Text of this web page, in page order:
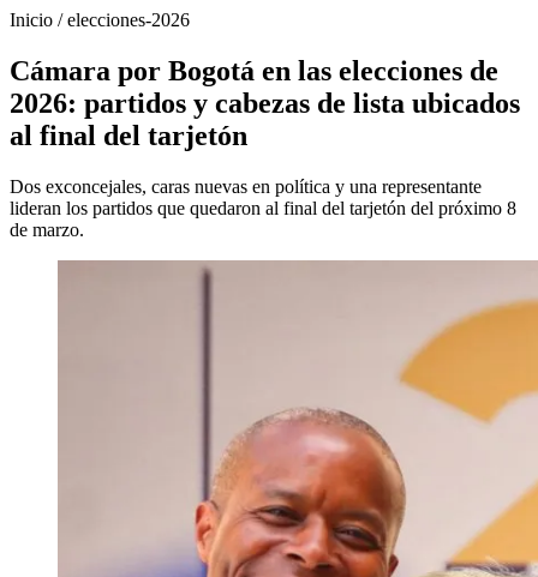
Inicio /elecciones-2026
Cámara por Bogotá en las elecciones de
2026: partidos y cabezas de lista ubicados
al final del tarjetón
Dos exconcejales, caras nuevas en política y una representante
lideran los partidos que quedaron al final del tarjetón del próximo 8
de marzo.